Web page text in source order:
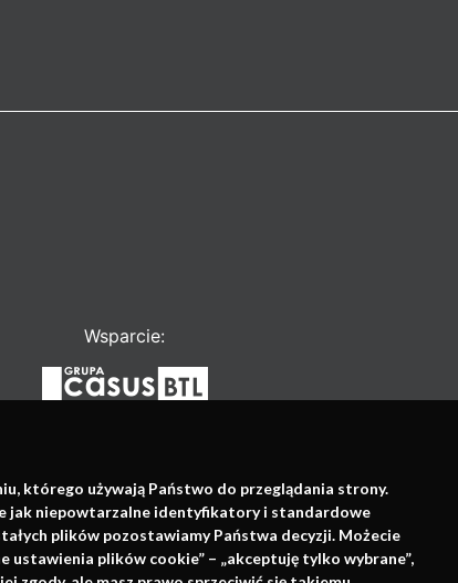
którego używają Państwo do przeglądania strony.
jak niepowtarzalne identyfikatory i standardowe
plików pozostawiamy Państwa decyzji. Możecie
plików cookie” – „akceptuję tylko wybrane”,
Wsparcie: